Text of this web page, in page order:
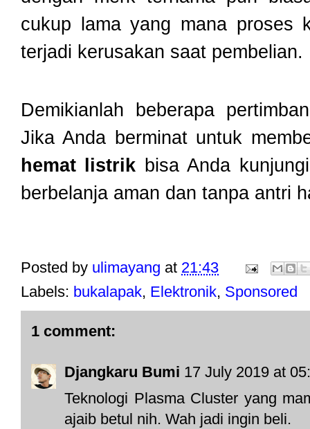
cukup lama yang mana proses
terjadi kerusakan saat pembelian.
Demikianlah beberapa
Jika Anda berminat untuk
hemat listrik bisa Anda
berbelanja aman dan tanpa antri
Posted by ulimayang at 21:43
Labels: bukalapak, Elektronik, Sponsored
1 comment:
Djangkaru Bumi 17 July 2019 at
Teknologi Plasma Cluster yang
ajaib betul nih. Wah jadi ingin beli.